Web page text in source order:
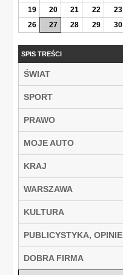
19
20 21 22 23
26
27 28 29 30
SPIS TREŚCI
ŚWIAT
SPORT
PRAWO
MOJE AUTO
KRAJ
WARSZAWA
KULTURA
PUBLICYSTYKA, OPINIE
DOBRA FIRMA